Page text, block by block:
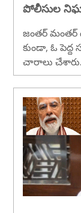
పోలీసుల
జంతర్ మంతర్
కుండా, ఓ పెద్ద
చారాలు